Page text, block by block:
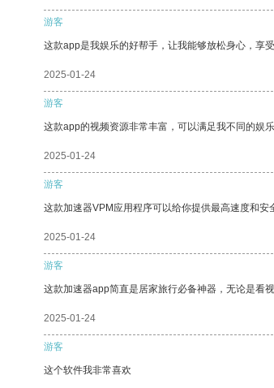
游客
这款app是我娱乐的好帮手，让我能够放松身心，享受
2025-01-24
游客
这款app的视频资源非常丰富，可以满足我不同的娱乐
2025-01-24
游客
这款加速器VPM应用程序可以给你提供最高速度和安
2025-01-24
游客
这款加速器app简直是居家旅行必备神器，无论是看
2025-01-24
游客
这个软件我非常喜欢